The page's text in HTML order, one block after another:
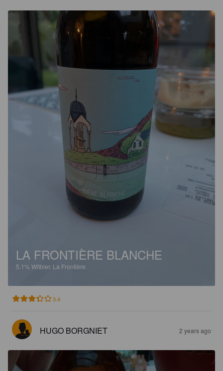
LA FRONTIÈRE BLANCHE
5.1% Witbier. La Frontière.
3.4
HUGO BORGNIET 2 years ago